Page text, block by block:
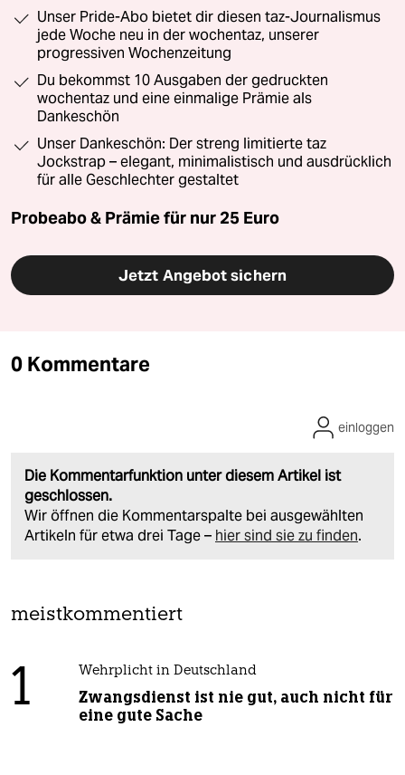
Unser Pride-Abo bietet dir diesen taz-Journalismus
jede Woche neu in der wochentaz, unserer
progressiven Wochenzeitung
Du bekommst 10 Ausgaben der gedruckten
wochentaz und eine einmalige Prämie als
Dankeschön
Unser Dankeschön: Der streng limitierte taz
Jockstrap – elegant, minimalistisch und ausdrücklich
für alle Geschlechter gestaltet
Probeabo & Prämie für nur 25 Euro
Jetzt Angebot sichern
0 Kommentare
Die Kommentarfunktion unter diesem Artikel ist
geschlossen.
Wir öffnen die Kommentarspalte bei ausgewählten
Artikeln für etwa drei Tage – hier sind sie zu finden.
einloggen
meistkommentiert
1 Wehrplicht in Deutschland
Zwangsdienst ist nie gut, auch nicht für
eine gute Sache